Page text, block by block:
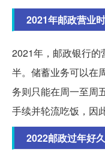
2021年邮政营业
2021年，邮政银行的
半。储蓄业务可以在
务则只能在周一至周
手续并轮流吃饭，因
2022邮政过年好